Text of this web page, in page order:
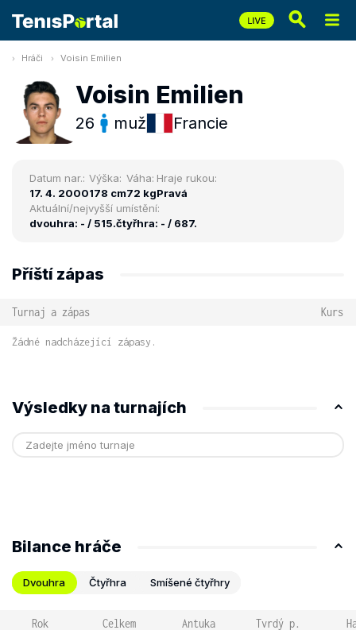
Hráči Voisin Emilien
Voisin Emilien
26 muž Francie
Datum nar.:
17. 4. 2000
Výška:
178 cm
Váha:
72 kg
Hraje rukou:
Pravá
Aktuální/nejvyšší umístění:
dvouhra: - / 515.čtyřhra: - / 687.
Příští zápas
Turnaj a zápas Kurs
Žádné nadcházející zápasy.
Výsledky na turnajích
Bilance hráče
Dvouhra Čtyřhra Smíšené čtyřhry
Rok Celkem Antuka Tvrdý p.